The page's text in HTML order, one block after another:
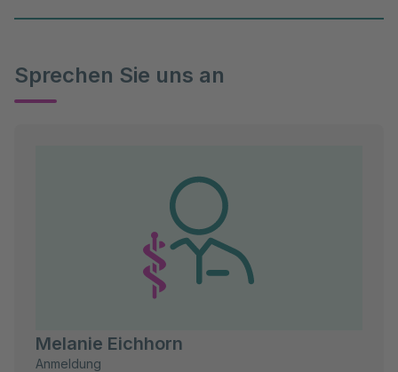
Sprechen Sie uns an
Melanie Eichhorn
Anmeldung